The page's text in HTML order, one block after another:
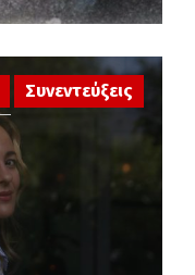
Συνεντεύξεις